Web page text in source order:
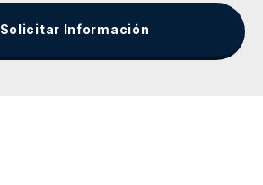
Solicitar Información